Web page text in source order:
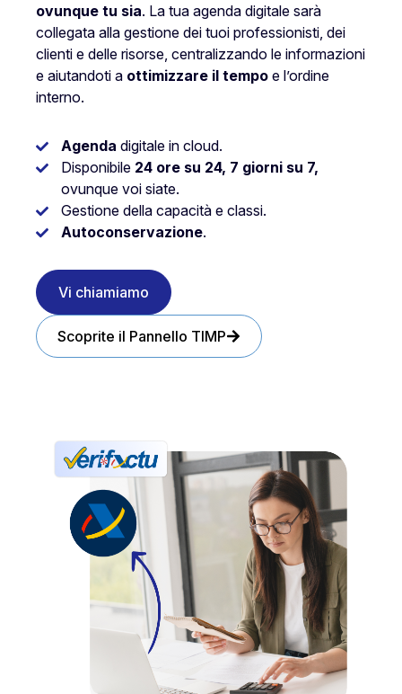
ovunque tu sia. La tua agenda digitale sarà
collegata alla gestione dei tuoi professionisti, dei
clienti e delle risorse, centralizzando le informazioni
e aiutandoti a ottimizzare il tempo e l’ordine
interno.
Agenda digitale in cloud.
Disponibile 24 ore su 24, 7 giorni su 7,
ovunque voi siate.
Gestione della capacità e classi.
Autoconservazione.
Vi chiamiamo
Scoprite il Pannello TIMP